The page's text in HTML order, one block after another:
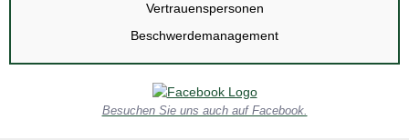
Vertrauenspersonen
Beschwerdemanagement
Besuchen Sie uns auch auf Facebook.